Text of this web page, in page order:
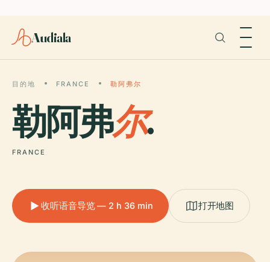
Audiala
目的地 FRANCE 勒阿弗尔
勒阿弗尔.
FRANCE
收听语音导览 — 2 h 36 min 打开地图